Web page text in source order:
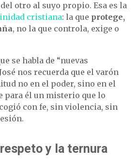
otro al suyo propio. Esa es la
cristiana: la que protege,
, no la que controla, exige o
se habla de “nuevas
nos recuerda que el varón
no en el poder, sino en el
para él un misterio que lo
con fe, sin violencia, sin
y la ternura